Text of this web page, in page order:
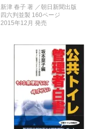
新津 春子 著 ／朝日新聞出版
四六判並製 160ページ
2015年12月 発売